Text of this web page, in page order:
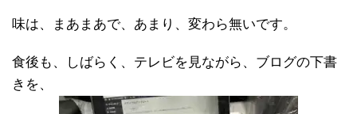
味は、まあまあで、あまり、変わら無いです。
食後も、しばらく、テレビを見ながら、ブログの下書
きを、